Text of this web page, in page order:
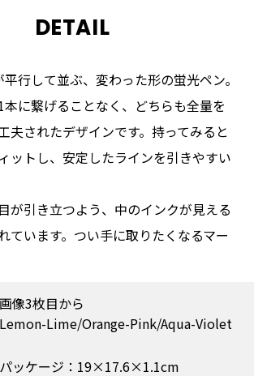
DETAIL
行して並ぶ、変わった形の蛍光ペン。
に繋げることなく、どちらも全量を
夫されたデザインです。持ってみると
ットし、安定したラインを引きやすい
が引き立つよう、中のインクが見える
ています。つい手に取りたくなるマー
画像3枚目から
Lemon-Lime/Orange-Pink/Aqua-Violet
パッケージ：19×17.6×1.1cm